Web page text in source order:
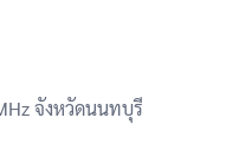
จังหวัดนนทบุรี